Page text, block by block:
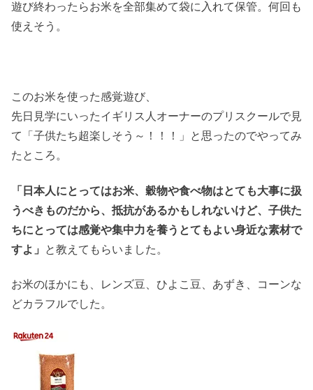
遊び終わったらお米を全部集めて袋に入れて保管。何回も
使えそう。
このお米を使った感覚遊び、
先日見学にいったイギリス人オーナーのプリスクールで見
て「子供たち超楽しそう～！！！」と思ったのでやってみ
たところ。
「日本人にとってはお米、穀物や食べ物はとても大事に扱
うべきものだから、抵抗があるかもしれないけど、子供た
ちにとっては感覚や集中力を養うとてもよい身近な素材で
すよ」
と教えてもらいました。
お米のほかにも、レンズ豆、ひよこ豆、あずき、コーンな
どカラフルでした。